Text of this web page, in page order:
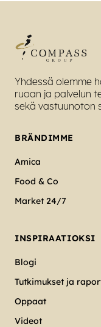
Yhdessä olemme
ruoan ja palvelun
sekä vastuunoton
BRÄNDIMME
Amica
Food & Co
Market 24/7
INSPIRAATIOKSI
Blogi
Tutkimukset ja
Oppaat
Videot